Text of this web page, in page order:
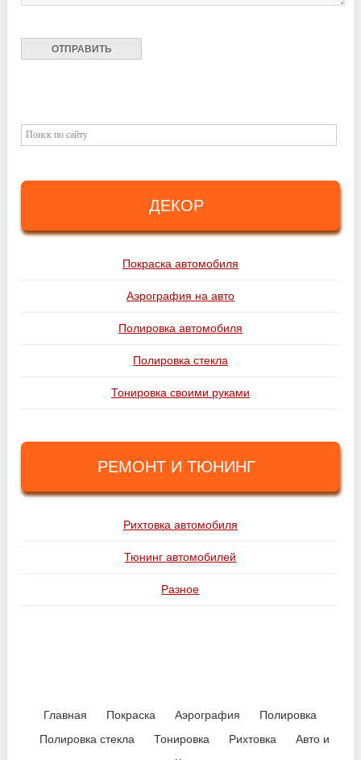
ДЕКОР
Покраска автомобиля
Аэрография на авто
Полировка автомобиля
Полировка стекла
Тонировка своими руками
РЕМОНТ И ТЮНИНГ
Рихтовка автомобиля
Тюнинг автомобилей
Разное
Главная Покраска Аэрография
Полировка
Полировка стекла
Тонировка Рихтовка
Авто и